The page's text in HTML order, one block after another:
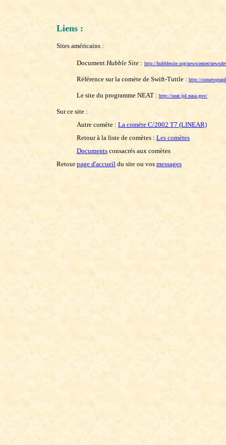
Liens :
Sites américains :
Document Hubble Site : http://hubblesite.org/newscenter/
Référence sur la comète de Swift-Tuttle : http://
Le site du programme NEAT : http://neat.jpl.nasa.gov/
Sur ce site :
Autre comète : La comète C/2002 T7 (LINEAR)
Retour à la liste de comètes : Les comètes
Documents consacrés aux comètes
Retourpage d'accueil du site ou vos messages